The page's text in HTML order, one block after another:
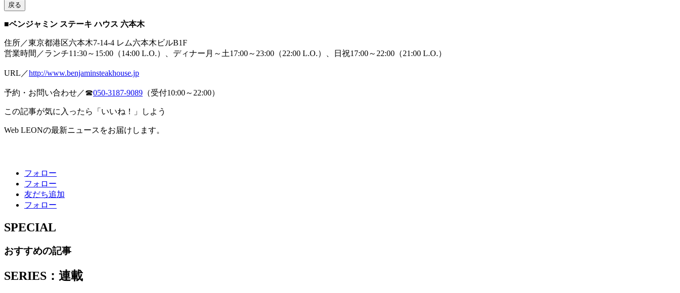
戻る
■ベンジャミン ステーキ ハウス 六本木
住所／東京都港区六本木7-14-4 レム六本木ビルB1F
営業時間／ランチ11:30～15:00（14:00 L.O.）、ディナー月～土17:00～23:00（22:00 L.O.）、日祝17:00～22:00（21:00 L.O.）
URL／http://www.benjaminsteakhouse.jp
予約・お問い合わせ／☎︎050-3187-9089 （受付10:00～22:00）
この記事が気に入ったら「いいね！」しよう
Web LEONの最新ニュースをお届けします。
フォロー
フォロー
友だち追加
フォロー
SPECIAL
おすすめの記事
SERIES：連載